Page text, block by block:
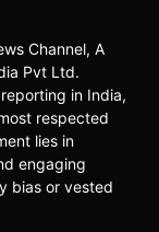
Channel, A
Pvt Ltd.
in India,
respected
lies in
engaging
bias or vested